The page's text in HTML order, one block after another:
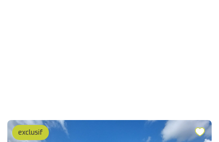
exclusif